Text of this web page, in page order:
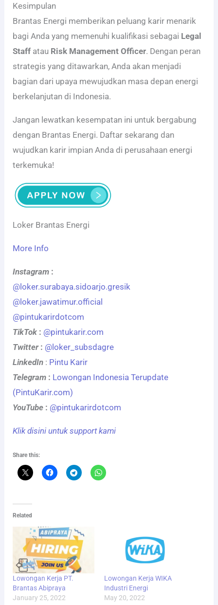
Kesimpulan
Brantas Energi memberikan peluang karir menarik
bagi Anda yang memenuhi kualifikasi sebagai Legal
Staff atau Risk Management Officer. Dengan peran
strategis yang ditawarkan, Anda akan menjadi
bagian dari upaya mewujudkan masa depan energi
berkelanjutan di Indonesia.
Jangan lewatkan kesempatan ini untuk bergabung
dengan Brantas Energi. Daftar sekarang dan
wujudkan karir impian Anda di perusahaan energi
terkemuka!
Loker Brantas Energi
More Info
Instagram :
@loker.surabaya.sidoarjo.gresik
@loker.jawatimur.official
@pintukarirdotcom
TikTok : @pintukarir.com
Twitter: @loker_subsdagre
LinkedIn : Pintu Karir
Telegram : Lowongan Indonesia Terupdate
(PintuKarir.com)
YouTube : @pintukarirdotcom
Klik disini untuk support kami
Share this:
Related
Lowongan Kerja PT.
Brantas Abipraya
January 25, 2022
Lowongan Kerja WIKA
Industri Energi
May 20, 2022